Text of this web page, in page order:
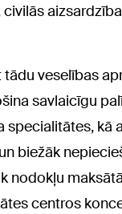
veselības
savlaicīgu
specialitātes,
biežāk
nodokļu
centros